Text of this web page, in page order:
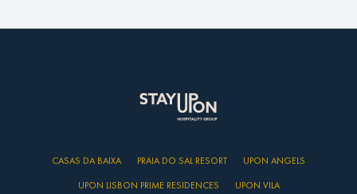
CASAS DA BAIXA PRAIA DO SAL RESORT
UPON ANGELS
UPON LISBON PRIME RESIDENCES
UPON VILA